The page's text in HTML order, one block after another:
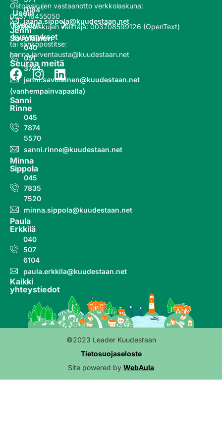
Usein
kysytyt
kysymykset
0184
jaana.sippola@kuudestaan.net
Jenni
Savolainen
040
051
3744
jenni.savolainen@kuudestaan.net
(vanhempainvapaalla)
Sanni
Rinne
045
7874
5570
sanni.rinne@kuudestaan.net
Minna
Sippola
045
7835
7520
minna.sippola@kuudestaan.net
Paula
Erkkilä
040
507
6104
paula.erkkila@kuudestaan.net
Kaikki
yhteystiedot
Ostolaskujen vastaanotto verkkolaskuna:
003716455050
Verkkolaskujen välittäjä: 003708599126 (OpenText)
tai sähköpostitse:
hanna.jarventausta@kuudestaan.net
Seuraa meitä
©2023 Leader Kuudestaan
Tietosuojaseloste
Site powered by WebAula